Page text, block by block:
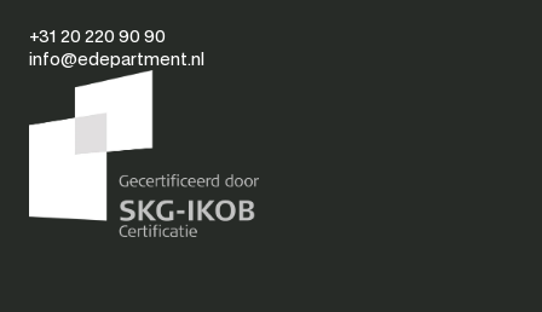
+31 20 220 90 90
info@edepartment.nl